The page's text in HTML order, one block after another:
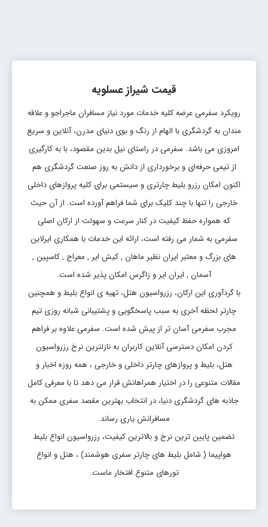
SYZ
PGU
59,590,000 ریال
تاریخ رفت: 1405/6/3
شیراز
عسلویه
قیمت:
59,590,000 ریال
بلیط شیراز عسلویه
شیراز
SYZ
عسلویه
PGU
قیمت:
59,590,000 ریال
بلیط شیراز عسلویه
تاریخ رفت: 1405/5/19
شیراز
SYZ
عسلویه
PGU
قیمت:
59,812,200 ریال
بلیط شیراز عسلویه
تاریخ رفت: 1405/6/2
شیراز
SYZ
عسلویه
PGU
قیمت:
59,812,200 ریال
بلیط شیراز عسلویه
تاریخ رفت: 1405/5/26
SYZ
PGU
59,812,200 ریال
قیمت شیراز عسلویه
رویکرد سفرمی عرضه کلیه خدمات مورد نیاز مسافران ماجراجو و علاقه
مندان به گردشگری با الهام از رنگ و بوی دنیای مدرن، آنلاین و سریع
امروزی می باشد. سفرمی در راستای نیل بدین مقصود، با به کارگیری
از تیمی حرفه‌ای و برخورداری از دانش به روز صنعت گردشگری هم
اکنون امکان رزرو بلیط چارتری و سیستمی برای کلیه پروازهای داخلی
خارجی را تنها با چند کلیک برای شما فراهم آورده است. از آن حیث
که همواره حفظ کیفیت در کنار سرعت و سهولت از ارکان اصلی
سفرمی به شمار می رفته است، ارائه این خدمات با همکاری ایرلاین
های بزرگ و معتبر ایران نظیر ماهان , کیش ایر , معراج , کاسپین ,
آسمان , ایران ایر و زاگرس امکان پذیر شده است.
با گردآوری این ارکان، رزرواسیون هتل، تهیه ی انواع بلیط و همچنین
چارتر لحظه آخری به سبب پاسخگویی و پشتیبانی شبانه روزی تیم
مجرب سفرمی آسان تر از پیش شده است. سفرمی علاوه بر فراهم
کردن امکان دسترسی آنلاین کاربران به نازلترین نرخ رزرواسیون
هتل، بلیط و پروازهای چارتر داخلی و خارجی ، همه روزه اخبار و
مقالات متنوعی را در اختیار همراهانش قرار می دهد تا با معرفی کامل
جاذبه های گردشگری دنیا، در انتخاب بهترین مقصد سفری ممکن به
مسافرانش یاری رساند.
تضمین پایین ترین نرخ و بالاترین کیفیت، رزرواسیون انواع بلیط
هواپیما ( شامل بلیط های چارتر سفری هوشمند) ، هتل و انواع
تورهای متنوع افتخار ماست.